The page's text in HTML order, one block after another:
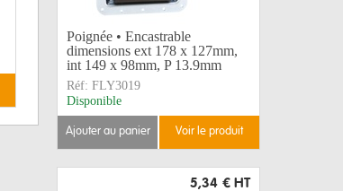
Poignée • Encastrable
dimensions ext 178 x 127mm,
int 149 x 98mm, P 13.9mm
Réf: FLY3019
Disponible
ajouter au panier voir le produit
5,34 € HT